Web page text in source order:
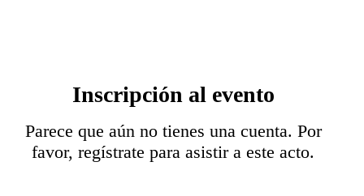
Inscripción al evento
Parece que aún no tienes una cuenta. Por
favor, regístrate para asistir a este acto.